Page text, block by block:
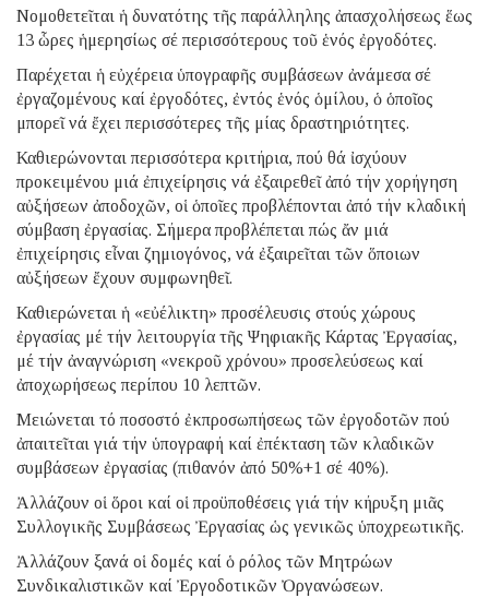
Νομοθετεῖται ἡ δυνατότης τῆς παράλληλης ἀπασχολήσεως ἕως
13 ὧρες ἡμερησίως σέ περισσότερους τοῦ ἑνός ἐργοδότες.
Παρέχεται ἡ εὐχέρεια ὑπογραφῆς συμβάσεων ἀνάμεσα σέ
ἐργαζομένους καί ἐργοδότες, ἐντός ἑνός ὁμίλου, ὁ ὁποῖος
μπορεῖ νά ἔχει περισσότερες τῆς μίας δραστηριότητες.
Καθιερώνονται περισσότερα κριτήρια, πού θά ἰσχύουν
προκειμένου μιά ἐπιχείρησις νά ἐξαιρεθεῖ ἀπό τήν χορήγηση
αὐξήσεων ἀποδοχῶν, οἱ ὁποῖες προβλέπονται ἀπό τήν κλαδική
σύμβαση ἐργασίας. Σήμερα προβλέπεται πώς ἄν μιά
ἐπιχείρησις εἶναι ζημιογόνος, νά ἐξαιρεῖται τῶν ὅποιων
αὐξήσεων ἔχουν συμφωνηθεῖ.
Καθιερώνεται ἡ «εὐέλικτη» προσέλευσις στούς χώρους
ἐργασίας μέ τήν λειτουργία τῆς Ψηφιακῆς Κάρτας Ἐργασίας,
μέ τήν ἀναγνώριση «νεκροῦ χρόνου» προσελεύσεως καί
ἀποχωρήσεως περίπου 10 λεπτῶν.
Μειώνεται τό ποσοστό ἐκπροσωπήσεως τῶν ἐργοδοτῶν πού
ἀπαιτεῖται γιά τήν ὑπογραφή καί ἐπέκταση τῶν κλαδικῶν
συμβάσεων ἐργασίας (πιθανόν ἀπό 50%+1 σέ 40%).
Ἀλλάζουν οἱ ὅροι καί οἱ προϋποθέσεις γιά τήν κήρυξη μιᾶς
Συλλογικῆς Συμβάσεως Ἐργασίας ὡς γενικῶς ὑποχρεωτικῆς.
Ἀλλάζουν ξανά οἱ δομές καί ὁ ρόλος τῶν Μητρώων
Συνδικαλιστικῶν καί Ἐργοδοτικῶν Ὀργανώσεων.